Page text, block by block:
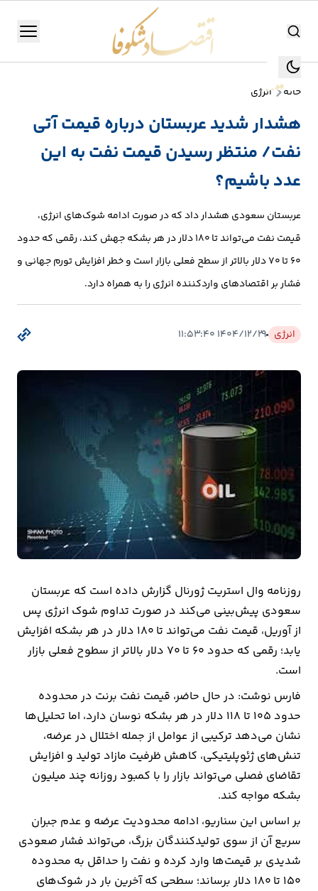
جستجو جستجو
منو
تولید
و
صنعت
انرژی
بانک،
بورس
و
بیمه
اقتصاد
جهان
بازار
تجارت
کشاورزی
راه
و
اقتصاد
ایران
ارتباطات
خودرو
عمومی
نوتیف
شناور
خانه انرژی
هشدار شدید عربستان درباره قیمت آتی
نفت/ منتظر رسیدن قیمت نفت به این
عدد باشیم؟
عربستان سعودی هشدار داد که در صورت ادامه شوک‌های انرژی،
قیمت نفت می‌تواند تا ۱۸۰ دلار در هر بشکه جهش کند، رقمی که حدود
۶۰ تا ۷۰ دلار بالاتر از سطح فعلی بازار است و خطر افزایش تورم جهانی و
فشار بر اقتصادهای واردکننده انرژی را به همراه دارد.
انرژی ۱۴۰۴/۱۲/۲۹ ۱۱:۵۳:۴۰
روزنامه وال استریت ژورنال گزارش داده است که عربستان
سعودی پیش‌بینی می‌کند در صورت تداوم شوک انرژی پس
از آوریل، قیمت نفت می‌تواند تا ۱۸۰ دلار در هر بشکه افزایش
یابد؛ رقمی که حدود ۶۰ تا ۷۰ دلار بالاتر از سطوح فعلی بازار
است.
فارس نوشت: در حال حاضر، قیمت نفت برنت در محدوده
حدود ۱٠۵ تا ۱۱۸ دلار در هر بشکه نوسان دارد، اما تحلیل‌ها
نشان می‌دهد ترکیبی از عوامل از جمله اختلال در عرضه،
تنش‌های ژئوپلیتیکی، کاهش ظرفیت مازاد تولید و افزایش
تقاضای فصلی می‌تواند بازار را با کمبود روزانه چند میلیون
بشکه مواجه کند.
بر اساس این سناریو، ادامه محدودیت عرضه و عدم جبران
سریع آن از سوی تولیدکنندگان بزرگ، می‌تواند فشار صعودی
شدیدی بر قیمت‌ها وارد کرده و نفت را حداقل به محدوده
۱۵۰ تا ۱۸۰ دلار برساند؛ سطحی که آخرین بار در شوک‌های